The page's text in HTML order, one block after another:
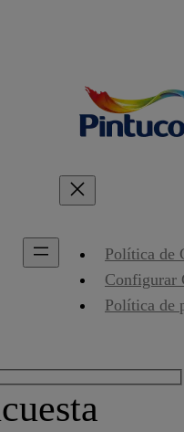
Política de
Configurar
Política de